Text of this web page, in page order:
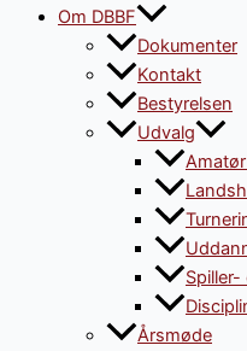
Om DBBF
Dokumenter
Kontakt
Bestyrelsen
Udvalg
Årsmøde